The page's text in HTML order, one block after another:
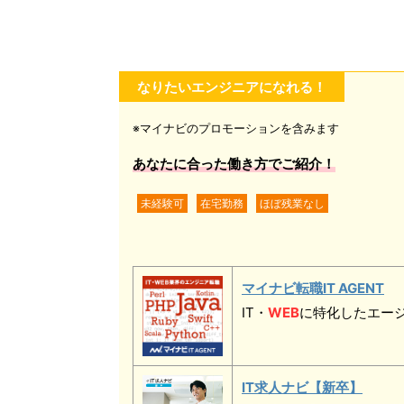
なりたいエンジニアになれる！
※マイナビのプロモーションを含みます
あなたに合った働き方でご紹介！
未経験可 在宅勤務 ほぼ残業なし
マイナビ転職IT AGENT
IT・ WEBに特化したエー
IT求人ナビ【新卒】